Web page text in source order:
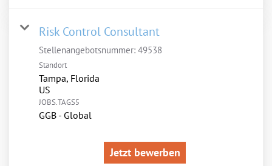
Risk Control Consultant
Stellenangebotsnummer: 49538
Standort
Tampa, Florida
JOBS.TAGS5
GGB - Global
Jetzt bewerben